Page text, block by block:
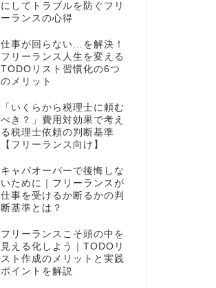
にしてトラブルを防ぐフリ
ーランスの心得
仕事が回らない…を解決！
フリーランス人生を変える
TODOリスト習慣化の6つ
のメリット
「いくらから税理士に頼む
べき？」費用対効果で考え
る税理士依頼の判断基準
【フリーランス向け】
キャパオーバーで後悔しな
いために｜フリーランスが
仕事を受けるか断るかの判
断基準とは？
フリーランスこそ頭の中を
見える化しよう｜TODOリ
スト作成のメリットと実践
ポイントを解説